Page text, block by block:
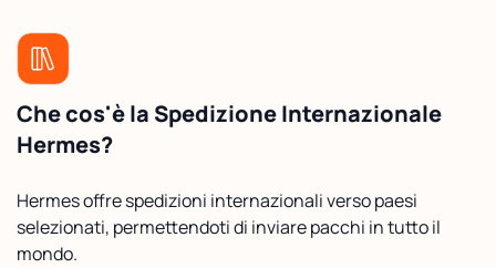
Che cos'è la Spedizione Internazionale
Hermes?
Hermes offre spedizioni internazionali verso paesi
selezionati, permettendoti di inviare pacchi in tutto il
mondo.